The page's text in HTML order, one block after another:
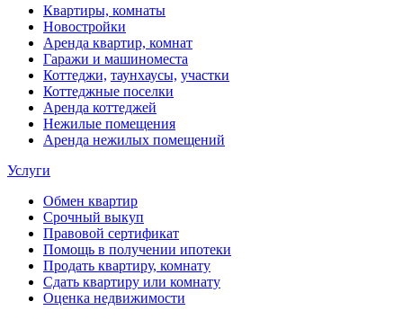
Квартиры, комнаты
Новостройки
Аренда квартир, комнат
Гаражи и машиноместа
Коттеджи, таунхаусы, участки
Коттеджные поселки
Аренда коттеджей
Нежилые помещения
Аренда нежилых помещений
Услуги
Обмен квартир
Срочный выкуп
Правовой сертификат
Помощь в получении ипотеки
Продать квартиру, комнату
Сдать квартиру или комнату
Оценка недвижимости